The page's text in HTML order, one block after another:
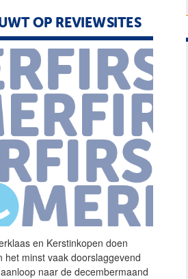
OP REVIEWSITES
en Kerstinkopen doen
het minst vaak doorslaggevend
naar de decembermaand